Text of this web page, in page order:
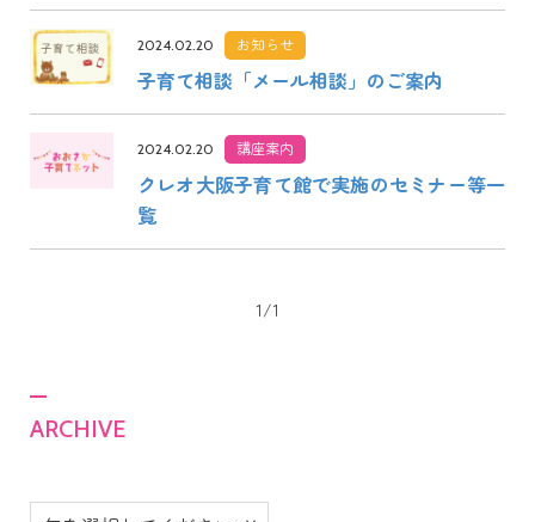
2024.02.20 お知らせ
子育て相談「メール相談」のご案内
2024.02.20 講座案内
クレオ大阪子育て館で実施のセミナー等一
覧
1/1
ARCHIVE